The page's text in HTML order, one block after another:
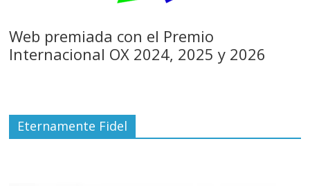
Web premiada con el Premio
Internacional OX 2024, 2025 y 2026
Eternamente Fidel